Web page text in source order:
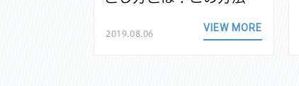
2019.08.06
VIEW MORE